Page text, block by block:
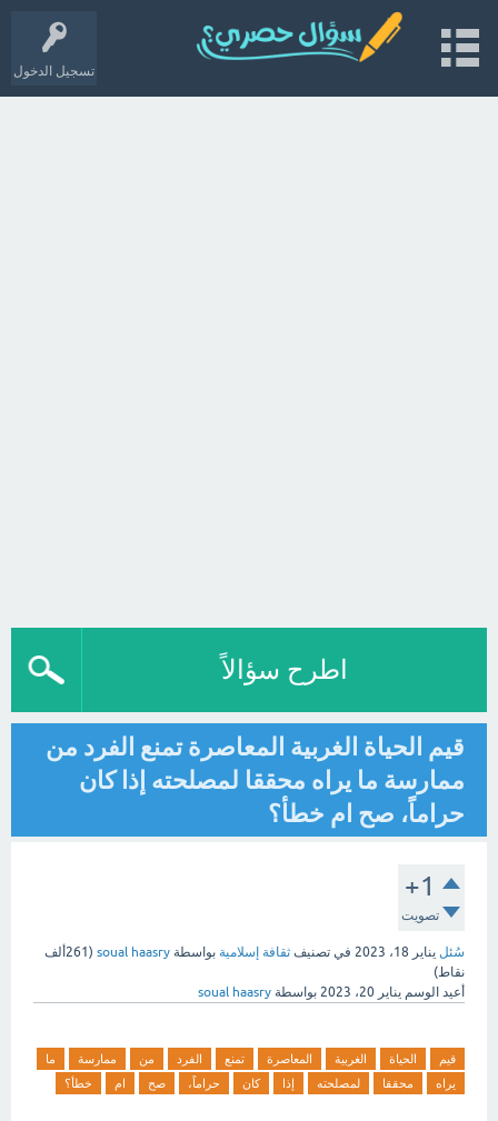
تسجيل الدخول
اطرح سؤالاً
قيم الحياة الغربية المعاصرة تمنع الفرد من
ممارسة ما يراه محققا لمصلحته إذا كان
حراماً، صح ام خطأ؟
+1
تصويت
سُئل يناير 18، 2023 في تصنيف ثقافة إسلامية بواسطة soual haasry
( 261ألف
نقاط)
أعيد الوسم يناير 20، 2023 بواسطة soual haasry
قيم الحياة الغربية المعاصرة تمنع الفرد من ممارسة
ما
يراه
محققا لمصلحته إذا كان حراماً، صح ام خطأ؟